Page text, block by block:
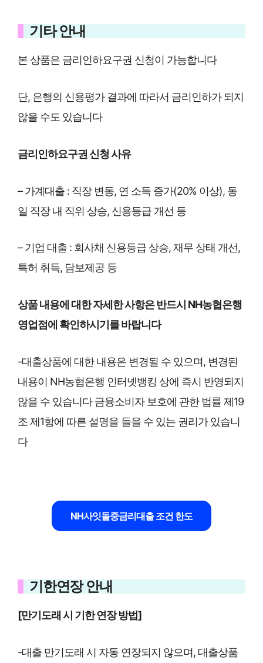
기타 안내
본 상품은 금리인하요구권 신청이 가능합니다
단, 은행의 신용평가 결과에 따라서 금리인하가 되지
않을 수도 있습니다
금리인하요구권 신청 사유
– 가계대출 : 직장 변동, 연 소득 증가(20% 이상), 동
일 직장 내 직위 상승, 신용등급 개선 등
– 기업 대출 : 회사채 신용등급 상승, 재무 상태 개선,
특허 취득, 담보제공 등
상품 내용에 대한 자세한 사항은 반드시 NH농협은행
영업점에 확인하시기를 바랍니다
-대출상품에 대한 내용은 변경될 수 있으며, 변경된
내용이 NH농협은행 인터넷뱅킹 상에 즉시 반영되지
않을 수 있습니다 금융소비자 보호에 관한 법률 제19
조 제1항에 따른 설명을 들을 수 있는 권리가 있습니
다
NH사잇돌중금리대출 조건 한도
기한연장 안내
[만기도래 시 기한 연장 방법]
-대출 만기도래 시 자동 연장되지 않으며, 대출상품